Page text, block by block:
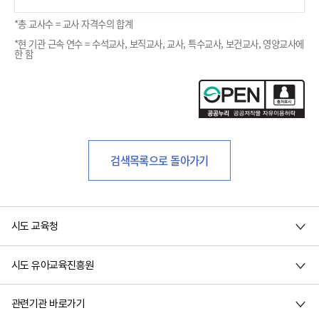
*총 교사수 = 교사 자격수의 합계
*현 기관 근속 연수 = 수석교사, 보직교사, 교사, 특수교사, 보건교사, 영양교사에
한 함
검색목록으로 돌아가기
시도 교육청
시도 유아교육진흥원
관련기관 바로가기